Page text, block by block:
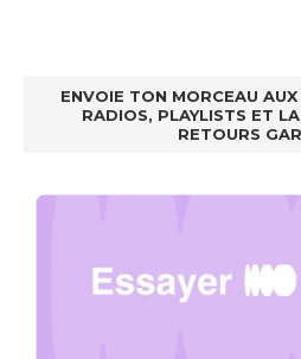
ENVOIE TON MORCEAU
RADIOS, PLAYLISTS ET
RETOURS